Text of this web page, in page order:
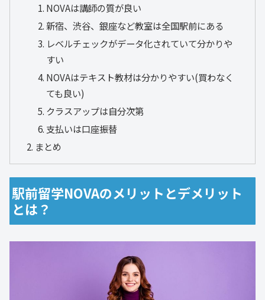
NOVAは講師の質が良い
新宿、渋谷、銀座など教室は全国駅前にある
レベルチェックがデータ化されていて分かりや
すい
NOVAはテキスト教材は分かりやすい(買わなく
ても良い)
クラスアップは自分次第
支払いは口座振替
まとめ
駅前留学NOVAのメリットとデメリット
とは？